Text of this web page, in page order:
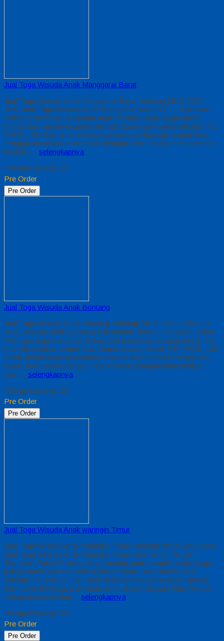
Jual Toga Wisuda Anak Manggarai Barat
Jual Toga Wisuda Anak Manggarai Barat Hubungi 0812-2282-
1060 Jual Toga Wisuda Anak Manggarai Barat NTT – Temukan
Paket Promosi toga wisuda anak komplet pada harga paling
murah dan memiliki kualitas terbaik, kami kasih untuk sekolah TK,
PAUD , SD Kami memberinya penawaran Special semua level
Pengajaran Anak Umur Dasar dengan Fitur Produk sebagaimana
berikut :… selengkapnya
*Harga Hubungi CS
Pre Order
Pre Order
Jual Toga Wisuda Anak Bontang
Jual Toga Wisuda Anak Bontang Hubungi 0812-2282-1060 Jual
Toga Wisuda Anak Bontang Kalimantan Timur – Temukan Paket
Promosi toga wisuda anak komplet pada harga paling murah dan
memiliki kualitas terbaik, kami kasih untuk sekolah TK, PAUD , SD
Kami memberinya penawaran Special semua level Pengajaran
Anak Umur Dasar dengan Fitur Produk sebagaimana berikut :
Kain… selengkapnya
*Harga Hubungi CS
Pre Order
Pre Order
Jual Toga Wisuda Anak waringin Timur
Jual Toga Wisuda Anak waringin Timur Hubungi 0812-2282-1060
Jual Toga Wisuda Anak waringin Timur Kalimantan Tengah –
Temukan Paket Promosi toga wisuda anak komplet pada harga
paling murah dan memiliki kualitas terbaik, kami kasih untuk
sekolah TK, PAUD , SD Kami memberinya penawaran Special
semua level Pengajaran Anak Umur Dasar dengan Fitur Produk
sebagaimana berikut… selengkapnya
*Harga Hubungi CS
Pre Order
Pre Order